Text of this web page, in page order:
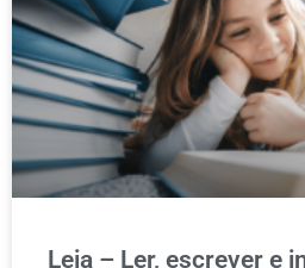
Leia – Ler, escrever e